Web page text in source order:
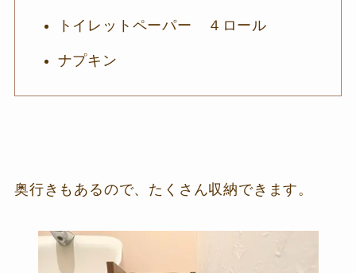
トイレットペーパー ４ロール
ナプキン
奥行きもあるので、たくさん収納できます。